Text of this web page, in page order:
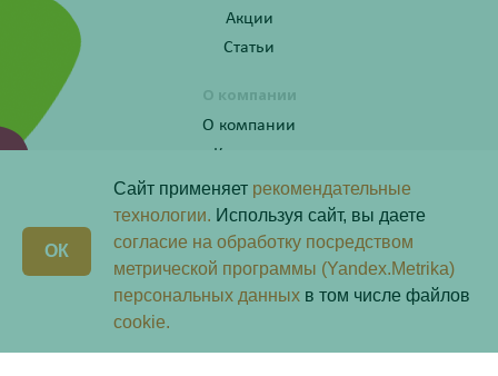
Акции
Статьи
О компании
О компании
Контакты
Получите консультацию по телефону:
8 (800) 201-40-60 доб. 10
Сайт применяет рекомендательные
технологии. Используя сайт, вы даете
согласие на обработку посредством
метрической программы (Yandex.Metrika)
персональных данных в том числе файлов
cookie.
ОК
Скачай наше
приложение